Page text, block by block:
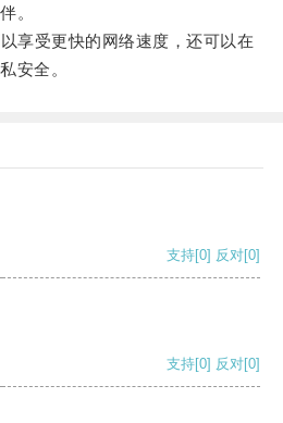
。
受更快的网络速度，还可以在
安全。
支持[0] 反对[0]
支持[0] 反对[0]